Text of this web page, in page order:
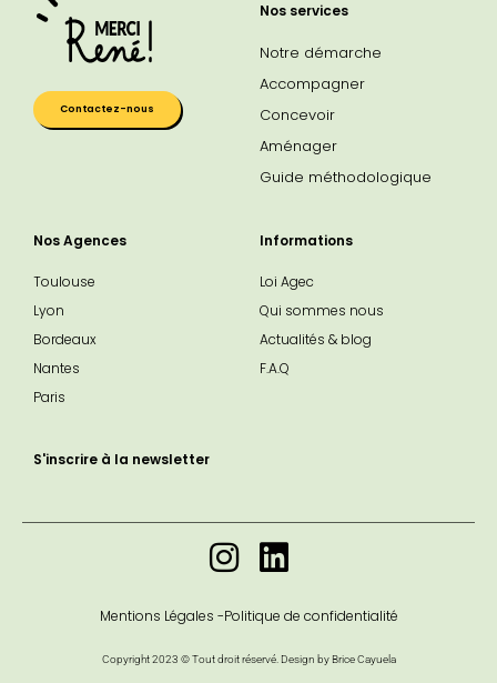
Contactez-nous
Nos services
Notre démarche
Accompagner
Concevoir
Aménager
Guide méthodologique
Nos Agences
Toulouse
Lyon
Bordeaux
Nantes
Paris
Informations
Loi Agec
Qui sommes nous
Actualités & blog
F.A.Q
S'inscrire à la newsletter
Mentions Légales -Politique de confidentialité
Copyright 2023 © Tout droit réservé. Design by Brice Cayuela